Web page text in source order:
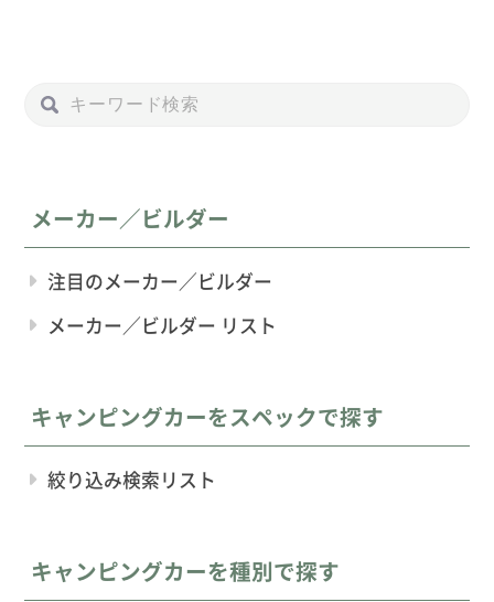
メーカー／ビルダー
注目のメーカー／ビルダー
メーカー／ビルダー リスト
キャンピングカーをスペックで探す
絞り込み検索リスト
キャンピングカーを種別で探す